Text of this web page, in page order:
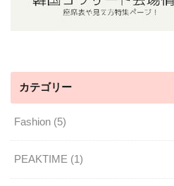
カテゴリー
Fashion (5)
PEAKTIME (1)